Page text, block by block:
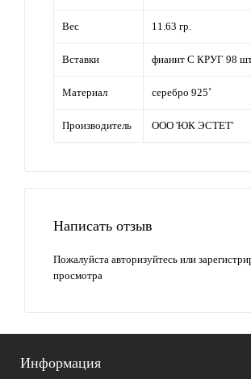
Вес 11.63 гр.
Вставки фианит С КРУГ 98
Материал серебро 925˚
Производитель ООО 'ЮК ЭСТЕТ'
Написать отзыв
Пожалуйста авторизуйтесь или
просмотра
Информация